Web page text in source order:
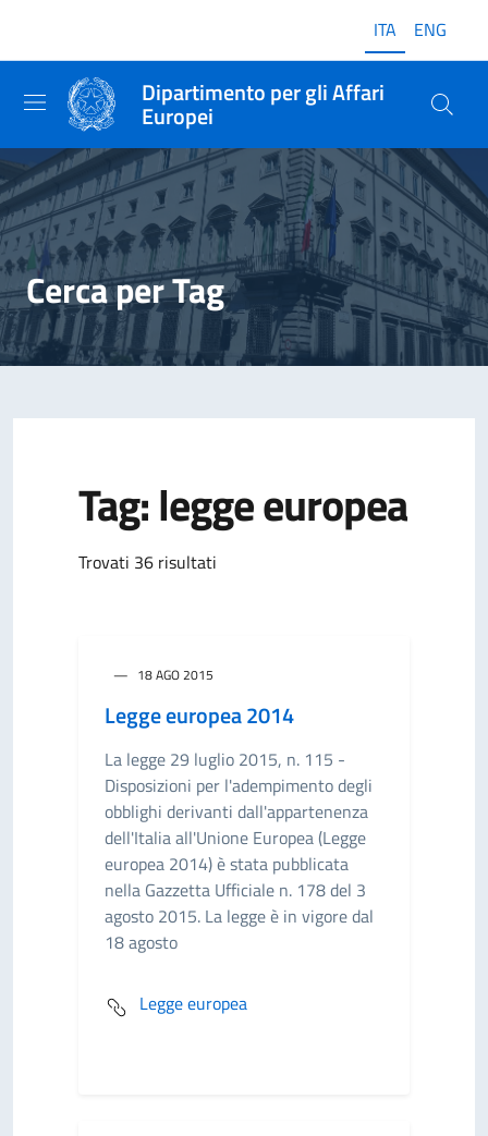
ITA ENG
Dipartimento per gli Affari
Europei
Cerca per Tag
Tag: legge europea
Trovati 36 risultati
18 AGO 2015
Legge europea 2014
La legge 29 luglio 2015, n. 115 -
Disposizioni per l'adempimento degli
obblighi derivanti dall'appartenenza
dell'Italia all'Unione Europea (Legge
europea 2014) è stata pubblicata
nella Gazzetta Ufficiale n. 178 del 3
agosto 2015. La legge è in vigore dal
18 agosto
Legge europea